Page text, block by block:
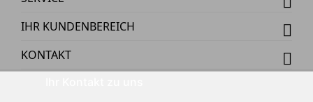
IHR KUNDENBEREICH
KONTAKT